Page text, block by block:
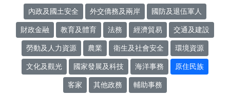
內政及國土安全 外交僑務及兩岸 國防及退伍軍人
財政金融 教育及體育 法務 經濟貿易 交通及建設
勞動及人力資源 農業 衛生及社會安全 環境資源
文化及觀光 國家發展及科技 海洋事務 原住民族
客家 其他政務 輔助事務